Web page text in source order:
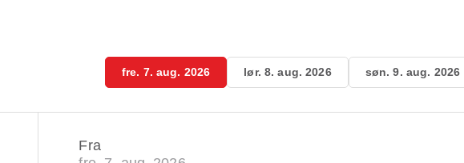
fre. 7. aug. 2026 lør. 8. aug. 2026 søn. 9. aug. 2026
Fra